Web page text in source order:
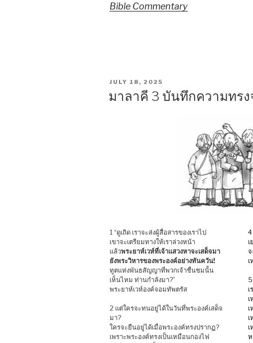
Bible Commentary
POSTED
JULY 18, 2025
มาลาคี 3 บันทึกความทรง
1 “ดูเถิด เราจะส่งผู้สื่อสารของเราไป
เขาจะเตรียมทางให้เราล่วงหน้า
แล้วพระยาห์เวห์ที่เจ้าแสวงหาจะเสด็จมา
ยังพระวิหารของพระองค์อย่างทันควัน!
ทูตแห่งพันธสัญญาที่พวกเจ้าชื่นชมนั้น
เห็นไหม ท่านกำลังมา?”
พระยาห์เวห์องค์จอมทัพตรัส
2 แต่ใครจะทนอยู่ได้ในวันที่พระองค์เสด็จ
มา?
ใครจะยืนอยู่ได้เมื่อพระองค์ทรงปรากฏ?
เพราะพระองค์ทรงเป็นเหมือนกองไฟ